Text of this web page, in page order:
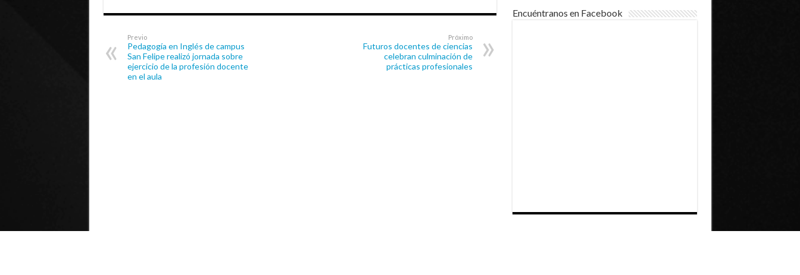
Previo
Pedagogía en Inglés de campus
San Felipe realizó jornada sobre
ejercicio de la profesión docente
en el aula
Próximo
Futuros docentes de ciencias
celebran culminación de
prácticas profesionales
Encuéntranos en Facebook